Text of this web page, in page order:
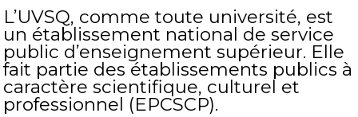
L’UVSQ, comme toute université, est
un établissement national de service
public d’enseignement supérieur. Elle
fait partie des établissements publics à
caractère scientifique, culturel et
professionnel (EPCSCP).